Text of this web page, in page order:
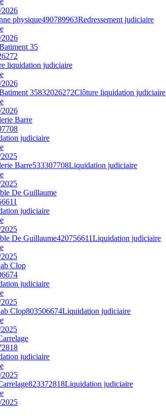
physique490789963Redressement judiciaire
35
liquidation judiciaire
2026
35832026272Clôture liquidation judiciaire
2026
Barre
judiciaire
Barre533307708Liquidation judiciaire
De Guillaume
judiciaire
De Guillaume420756611Liquidation judiciaire
Clop
judiciaire
Clop803506674Liquidation judiciaire
judiciaire
823372818Liquidation judiciaire